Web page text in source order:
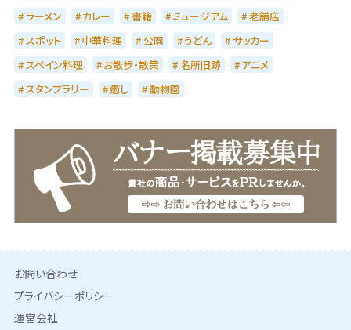
ラーメン
カレー 書籍 ミュージアム
老舗店
スポット
中華料理 公園 うどん
サッカー
スペイン料理
お散歩・散策 名所旧跡
アニメ
スタンプラリー
癒し 動物園
お問い合わせ
プライバシーポリシー
運営会社